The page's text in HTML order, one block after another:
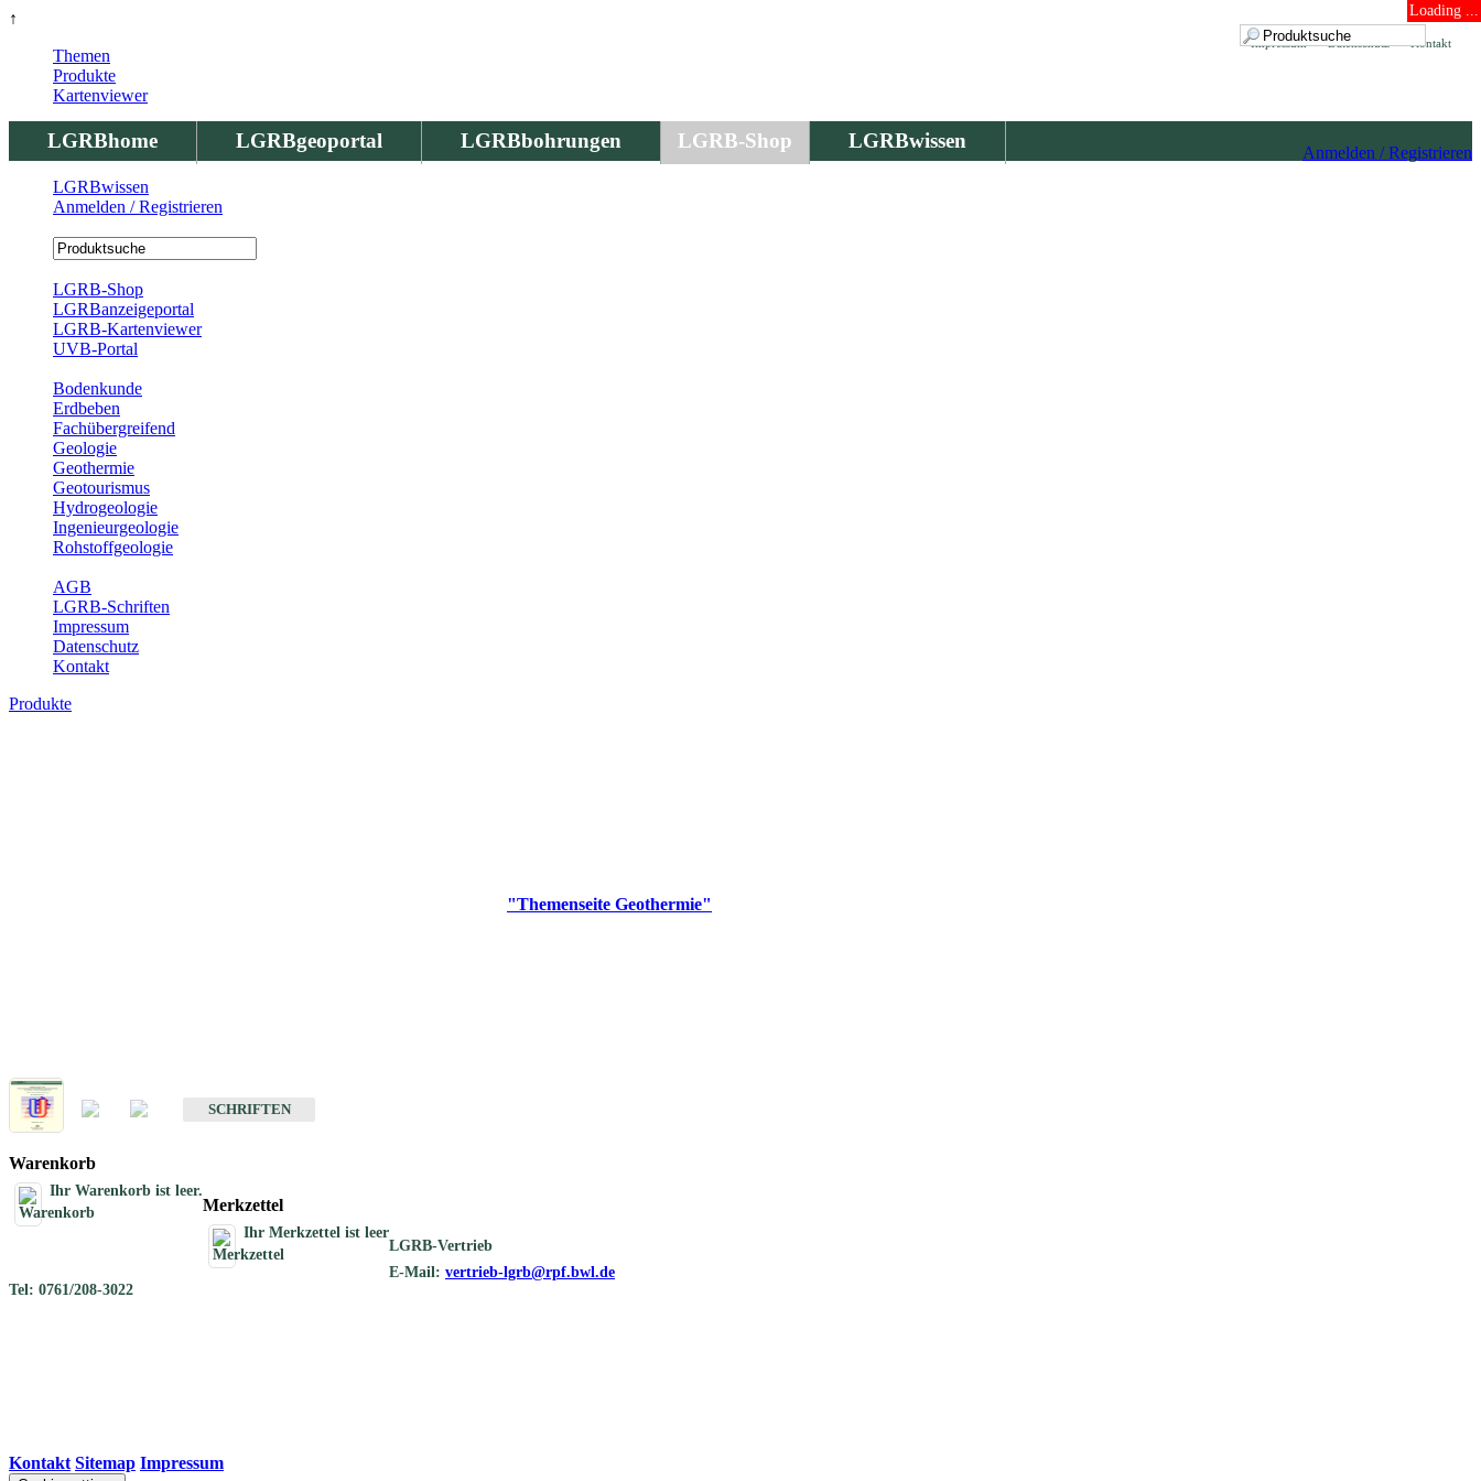
↑ Loading ...
Kontakt
Datenschutz
Impressum
LGRBhome LGRBgeoportal LGRBbohrungen LGRB-Shop LGRBwissen
Anmelden / Registrieren
Themen
Produkte
Kartenviewer
LGRBwissen
Anmelden / Registrieren
LGRB-Shop
LGRBanzeigeportal
LGRB-Kartenviewer
UVB-Portal
Bodenkunde
Erdbeben
Fachübergreifend
Geologie
Geothermie
Geotourismus
Hydrogeologie
Ingenieurgeologie
Rohstoffgeologie
AGB
LGRB-Schriften
Impressum
Datenschutz
Kontakt
Produkte
"Themenseite Geothermie"
SCHRIFTEN
Warenkorb
Ihr Warenkorb ist leer.
Merkzettel
Ihr Merkzettel ist leer
LGRB-Vertrieb
E-Mail: vertrieb-lgrb@rpf.bwl.de
Tel: 0761/208-3022
Kontakt Sitemap Impressum